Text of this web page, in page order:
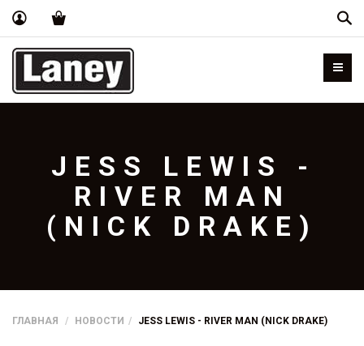
JESS LEWIS -
RIVER MAN
(NICK DRAKE)
ГЛАВНАЯ НОВОСТИ JESS LEWIS - RIVER MAN (NICK DRAKE)